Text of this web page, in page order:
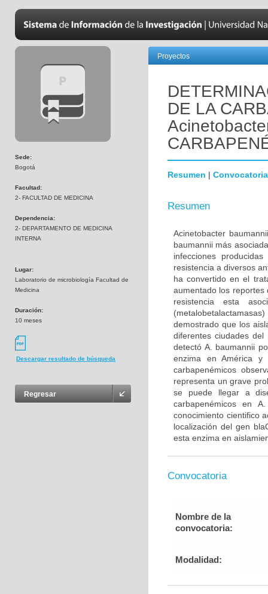
Sede:
Bogotá
Facultad:
2- FACULTAD DE MEDICINA
Dependencia:
2- DEPARTAMENTO DE MEDICINA
INTERNA
Lugar:
Laboratorio de microbiología Facultad de
Medicina
Duración:
10 meses
Descargar resultado de búsqueda
Regresar
Proyectos
DE LA
Resumen | Convocatoria
Resumen
Acinetobacter
baumannii más
infecciones
resistencia a diversos
ha convertido en el
aumentado los reportes
resistencia esta
demostrado que los
diferentes ciudades
detectó A. baumannii
enzima en América
carbapenémicos
representa un grave
se puede llegar a
carbapenémicos en
conocimiento cientifico
localización del gen
esta enzima en
Convocatoria
Nombre de la
convocatoria:
Modalidad: